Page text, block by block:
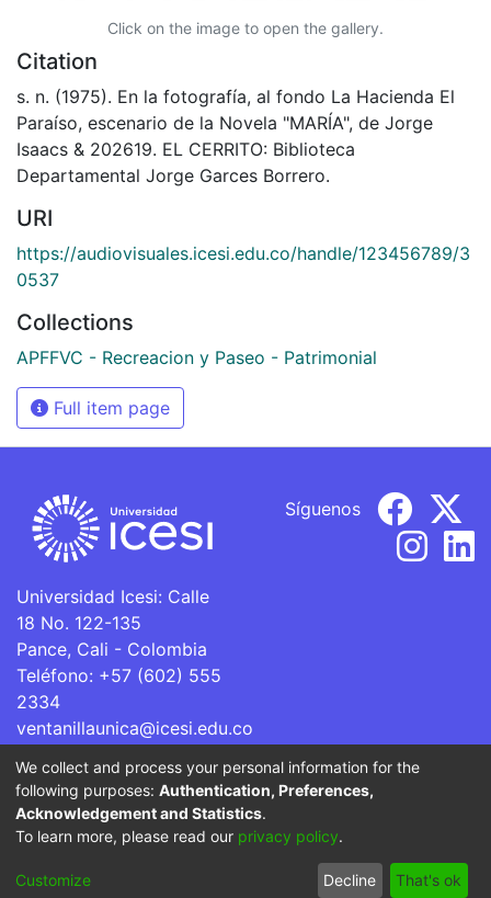
Click on the image to open the gallery.
Citation
s. n. (1975). En la fotografía, al fondo La Hacienda El
Paraíso, escenario de la Novela "MARÍA", de Jorge
Isaacs & 202619. EL CERRITO: Biblioteca
Departamental Jorge Garces Borrero.
URI
https://audiovisuales.icesi.edu.co/handle/123456789/3
0537
Collections
APFFVC - Recreacion y Paseo - Patrimonial
Full item page
Universidad Icesi: Calle
18 No. 122-135
Pance, Cali - Colombia
Teléfono: +57 (602) 555
2334
ventanillaunica@icesi.edu.co
Síguenos
La Universidad Icesi es una Institución de Educación
Superior que se encuentra sujeta a inspección y vigilancia
por parte del Ministerio de Educación Nacional.
Cookie
End User
Send
We collect and process your personal information for the
following purposes: Authentication, Preferences,
Acknowledgement and Statistics.
To learn more, please read our privacy policy.
Customize Decline That's ok